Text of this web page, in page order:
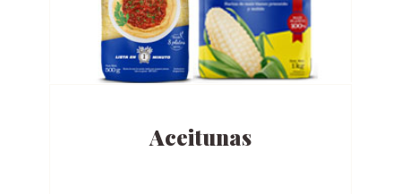
Aceitunas